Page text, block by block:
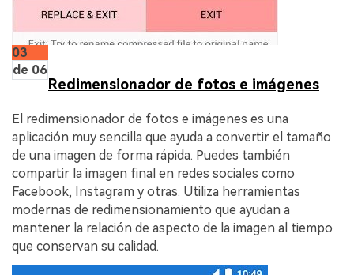
03
de 06
Redimensionador de fotos e imágenes
El redimensionador de fotos e imágenes es una
aplicación muy sencilla que ayuda a convertir el tamaño
de una imagen de forma rápida. Puedes también
compartir la imagen final en redes sociales como
Facebook, Instagram y otras. Utiliza herramientas
modernas de redimensionamiento que ayudan a
mantener la relación de aspecto de la imagen al tiempo
que conservan su calidad.